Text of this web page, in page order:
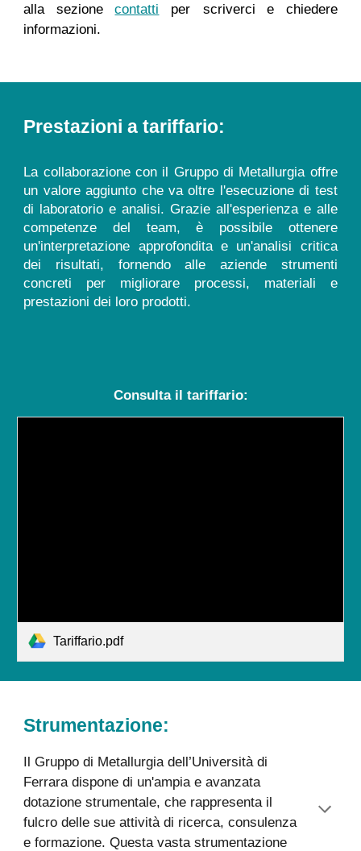
alla sezionecontatti per
scriverci e chiedere
informazioni.
Prestazioni a tariffario:
La collaborazione con il Gruppo di Metallurgia offre
un valore aggiunto che va oltre l'esecuzione di test
di laboratorio e analisi. Grazie all'esperienza e alle
competenze del team, è possibile ottenere
un'interpretazione approfondita e un'analisi critica
dei risultati, fornendo alle aziende strumenti
concreti per migliorare processi, materiali e
prestazioni dei loro prodotti.
Consulta il tariffario:
Tariffario.pdf
Strumentazione:
Il Gruppo di Metallurgia dell’Università di
Ferrara dispone di un'ampia e avanzata
dotazione strumentale, che rappresenta il
fulcro delle sue attività di ricerca, consulenza
e formazione. Questa vasta strumentazione